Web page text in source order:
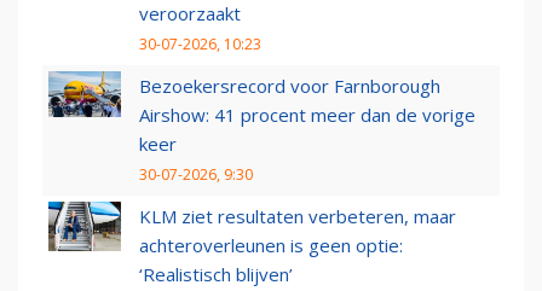
veroorzaakt
30-07-2026, 10:23
Bezoekersrecord voor Farnborough
Airshow: 41 procent meer dan de vorige
keer
30-07-2026, 9:30
KLM ziet resultaten verbeteren, maar
achteroverleunen is geen optie:
‘Realistisch blijven’